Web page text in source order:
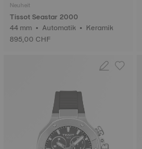
Neuheit
Tissot Seastar 2000
44 mm • Automatik • Keramik
895,00 CHF